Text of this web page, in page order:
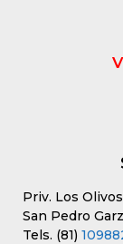
Priv. Los
San Pedro
Tels. (81)